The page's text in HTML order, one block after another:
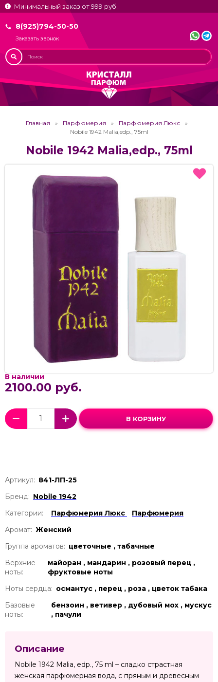
Минимальный заказ от 999 руб.
8(925)794-50-50
Заказать звонок
Главная Парфюмерия
Парфюмерия Люкс
Nobile 1942 Malia,edp., 75ml
Nobile 1942 Malia,edp., 75ml
В наличии
2100.00 руб.
В КОРЗИНУ
Артикул: 841-ЛП-25
Бренд: Nobile 1942
Категории:
Парфюмерия Люкс
Парфюмерия
Аромат: Женский
Группа ароматов: цветочные , табачные
Верхние
ноты:
майоран , мандарин , розовый перец ,
фруктовые ноты
Ноты сердца: османтус , перец , роза , цветок табака
Базовые
ноты:
бензоин , ветивер , дубовый мох , мускус
, пачули
Описание
Nobile 1942 Malia, edp., 75 ml – сладко страстная
женская парфюмерная вода, с пряным и древесным